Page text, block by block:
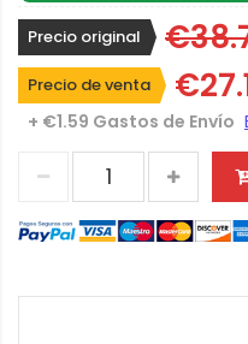
Precio original
Precio de venta
+ €1.59 Gastos de Envío